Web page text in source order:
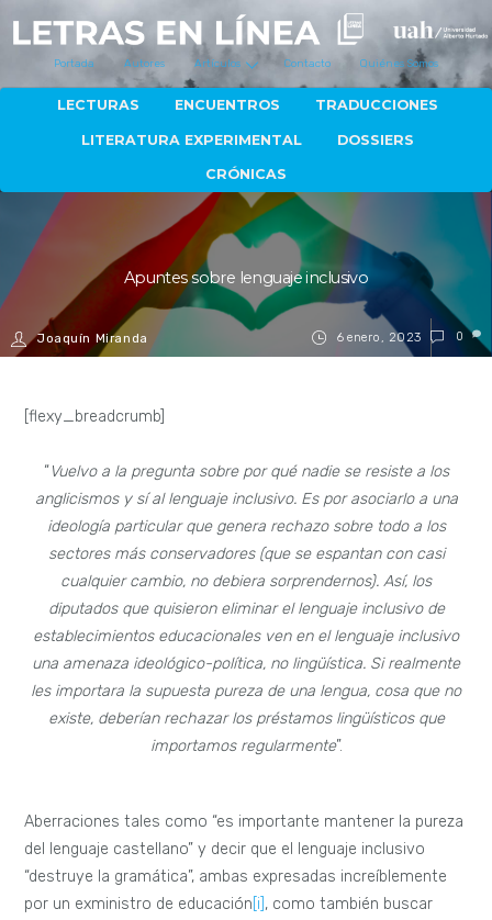
Portada Autores Artículos Contacto Quiénes Somos
LECTURAS ENCUENTROS TRADUCCIONES
LITERATURA EXPERIMENTAL DOSSIERS
CRÓNICAS
6 enero, 2023
Apuntes sobre lenguaje inclusivo
Joaquín Miranda 0
[flexy_breadcrumb]
“Vuelvo a la pregunta sobre por qué nadie se resiste a los
anglicismos y sí al lenguaje inclusivo. Es por asociarlo a una
ideología particular que genera rechazo sobre todo a los
sectores más conservadores (que se espantan con casi
cualquier cambio, no debiera sorprendernos). Así, los
diputados que quisieron eliminar el lenguaje inclusivo de
establecimientos educacionales ven en el lenguaje inclusivo
una amenaza ideológico-política, no lingüística. Si realmente
les importara la supuesta pureza de una lengua, cosa que no
existe, deberían rechazar los préstamos lingüísticos que
importamos regularmente”.
Aberraciones tales como “es importante mantener la pureza
del lenguaje castellano” y decir que el lenguaje inclusivo
“destruye la gramática”, ambas expresadas increíblemente
por un exministro de educación [i] , como también buscar